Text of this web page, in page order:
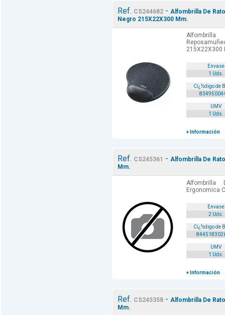
Ref. CS244682- Alfombrilla De
Negro 215X22X300 Mm.
215X22X300
Envase
1 Uds.
Cï¿½digo de
UMV
1 Uds.
+ Información
Ref. CS245361 - Alfombrilla De
Mm.
Ergonomica
Envase
2 Uds.
Cï¿½digo de
UMV
1 Uds.
+ Información
Ref. CS245358- Alfombrilla De
Mm.